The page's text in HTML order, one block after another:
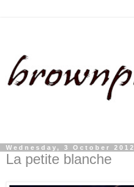
Wednesday, 3 October 2012
La petite blanche